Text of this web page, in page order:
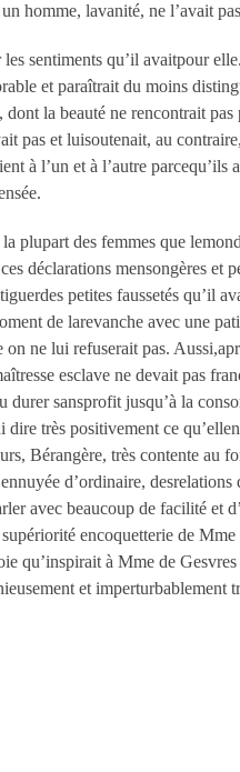
homme, lavanité, ne l’avait
sentiments qu’il avaitpour
et paraîtrait du moins
la beauté ne rencontrait
pas et luisoutenait, au
à l’un et à l’autre parcequ’ils
plupart des femmes que
déclarations mensongères et
petites faussetés qu’il
de larevanche avec une
ne lui refuserait pas.
esclave ne devait pas
sansprofit jusqu’à la
très positivement ce
Bérangère, très contente au
d’ordinaire,
avec beaucoup de facilité et
encoquetterie de
qu’inspirait à Mme de
et imperturbablement